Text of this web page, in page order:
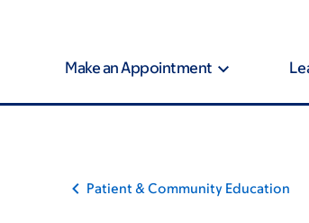
Make an Appointment
Patient & Community Education